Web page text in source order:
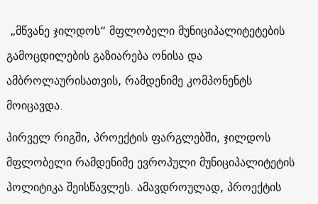
„მწვანე ჯილდოს“ მფლობელი მუნიციპალიტეტების
გამოცდილების გაზიარება ონისა და
ამბროლაურისათვის, რამდენიმე კომპონენტს
მოიცავდა.
პირველ რიგში, პროექტის ფარგლებში, ჯილდოს
მფლობელი რამდენიმე ევროპული მუნიციპალიტეტის
პოლიტიკა შეისწავლეს. ამავდროულად, პროექტის